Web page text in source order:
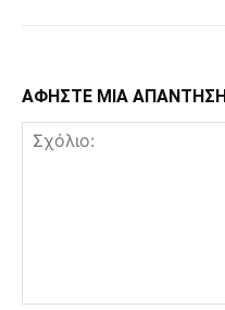
ΑΦΗΣΤΕ ΜΙΑ ΑΠΑΝΤΗΣΗ